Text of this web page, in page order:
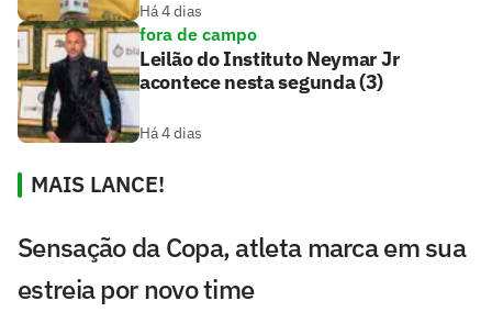
Há 4 dias
fora de campo
Leilão do Instituto Neymar Jr
acontece nesta segunda (3)
Há 4 dias
MAIS LANCE!
Sensação da Copa, atleta marca em sua
estreia por novo time